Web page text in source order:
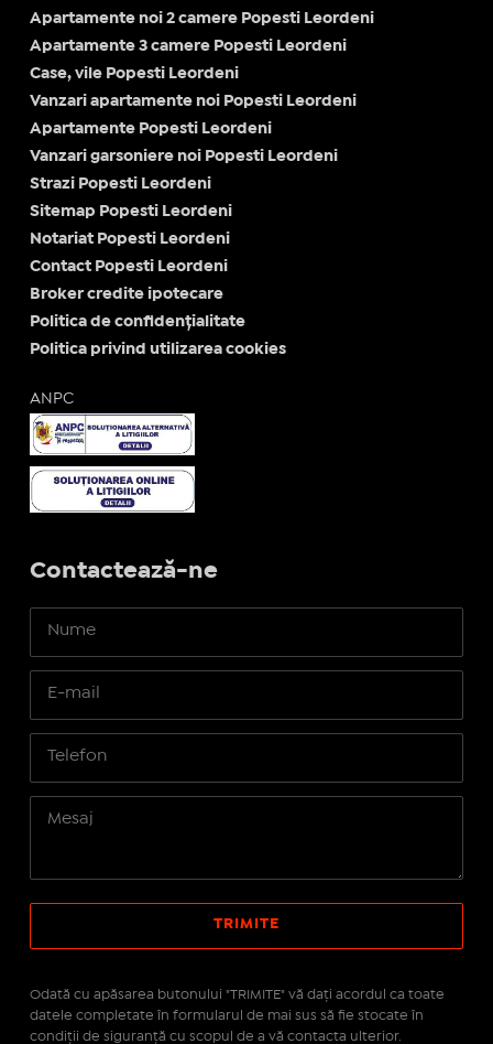
Apartamente noi 2 camere Popesti Leordeni
Apartamente 3 camere Popesti Leordeni
Case, vile Popesti Leordeni
Vanzari apartamente noi Popesti Leordeni
Apartamente Popesti Leordeni
Vanzari garsoniere noi Popesti Leordeni
Strazi Popesti Leordeni
Sitemap Popesti Leordeni
Notariat Popesti Leordeni
Contact Popesti Leordeni
Broker credite ipotecare
Politica de confidențialitate
Politica privind utilizarea cookies
ANPC
Contactează-ne
Odată cu apăsarea butonului "TRIMITE" vă daţi acordul ca toate
datele completate în formularul de mai sus să fie stocate în
condiţii de siguranţă cu scopul de a vă contacta ulterior.